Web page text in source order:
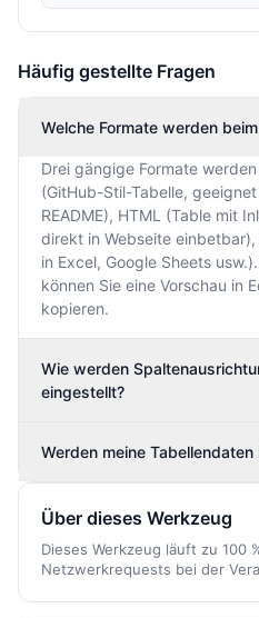
Häufig gestellte Fragen
Welche Formate werden
Drei gängige Formate
(GitHub-Stil-Tabelle,
README), HTML (Table mit
direkt in Webseite
in Excel, Google Sheets
können Sie eine Vorschau in
kopieren.
Wie werden
eingestellt?
Werden meine
Über dieses Werkzeug
Dieses Werkzeug läuft zu 100
Netzwerkrequests bei der